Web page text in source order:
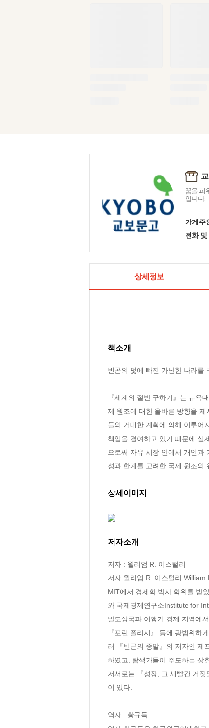
꿈을 피
입니다.
가게주
전화 및
상세정보
책소개
빈곤의 덫에 빠진 가난한 나라를
『세계의 절반 구하기』는 뉴욕
제 원조에 대한 올바른 방향을
들의 거대한 계획에 의해 이루어
책임을 결여하고 있기 때문에 실
으로써 자유 시장 안에서 개인과
성과 한계를 고려한 국제 원조의
상세이미지
저자소개
저자 : 윌리엄 R. 이스털리
저자 윌리엄 R. 이스털리
MIT에서 경제학 박사 학위를 받
와 국제경제연구소Institute for
발도상국과 이행기 경제 지역에
『포린 폴리시』 등에 광범위하
러 『빈곤의 종말』의 저자인 제
하였고, 탐색가들이 주도하는 상
저서로는 『성장, 그 새빨간 거
이 있다.
역자 : 황규득